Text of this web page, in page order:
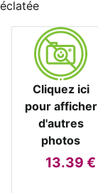
éclatée
Cliquez ici
pour afficher
d'autres
photos
13.39 €